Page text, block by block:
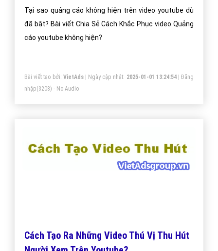
Tại sao quảng cáo không hiện trên video youtube dù
đã bật? Bài viết Chia Sẻ Cách Khắc Phục video Quảng
cáo youtube không hiện?
Bài viết tạo bởi: VietAds| Ngày cập nhật: 2025-01-01 13:24:54|Đăng
nhập(3208) - No Audio
Cách Tạo Ra Những Video Thú Vị Thu Hút